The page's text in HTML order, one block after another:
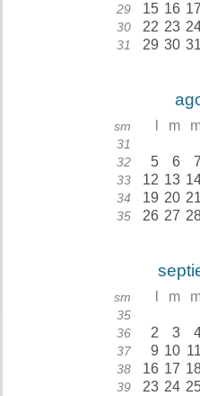
29 15 16 17
30 22 23
31 29 30 31
sm m
31
32 5 6 7
33 12 13
34 19 20 21
35 26 27
sm m
35
36 2 3
37 9 10 11
38 16 17
39 23 24